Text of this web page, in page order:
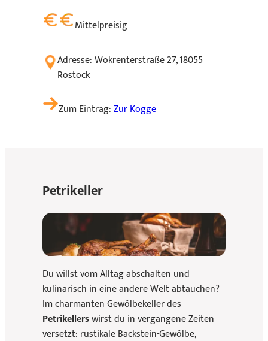
Adresse: Wokrenterstraße 27, 18055
Rostock
Zum Eintrag:Zur Kogge
Mittelpreisig
Petrikeller
Du willst vom Alltag abschalten und
kulinarisch in eine andere Welt abtauchen?
Im charmanten Gewölbekeller des
Petrikellerswirst du in vergangene Zeiten
versetzt: rustikale Backstein-Gewölbe,